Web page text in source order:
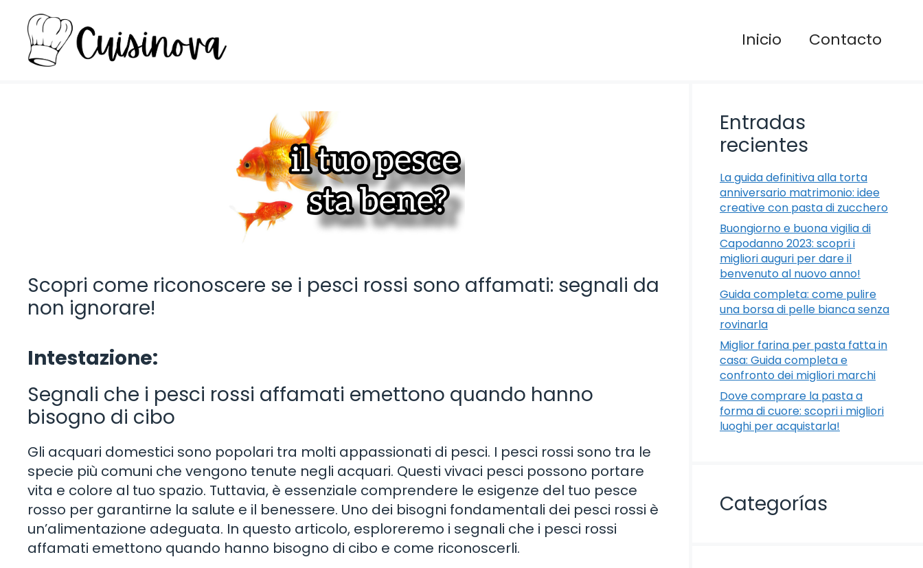
contenuto
Inicio Contacto
Scopri come riconoscere se i pesci rossi sono affamati: segnali da
non ignorare!
Intestazione:
Segnali che i pesci rossi affamati emettono quando hanno
bisogno di cibo
Gli acquari domestici sono popolari tra molti appassionati di pesci. I pesci rossi sono tra le
specie più comuni che vengono tenute negli acquari. Questi vivaci pesci possono portare
vita e colore al tuo spazio. Tuttavia, è essenziale comprendere le esigenze del tuo pesce
rosso per garantirne la salute e il benessere. Uno dei bisogni fondamentali dei pesci rossi è
un’alimentazione adeguata. In questo articolo, esploreremo i segnali che i pesci rossi
affamati emettono quando hanno bisogno di cibo e come riconoscerli.
Entradas
recientes
La guida definitiva alla torta
anniversario matrimonio: idee
creative con pasta di zucchero
Buongiorno e buona vigilia di
Capodanno 2023: scopri i
migliori auguri per dare il
benvenuto al nuovo anno!
Guida completa: come pulire
una borsa di pelle bianca senza
rovinarla
Miglior farina per pasta fatta in
casa: Guida completa e
confronto dei migliori marchi
Dove comprare la pasta a
forma di cuore: scopri i migliori
luoghi per acquistarla!
Categorías